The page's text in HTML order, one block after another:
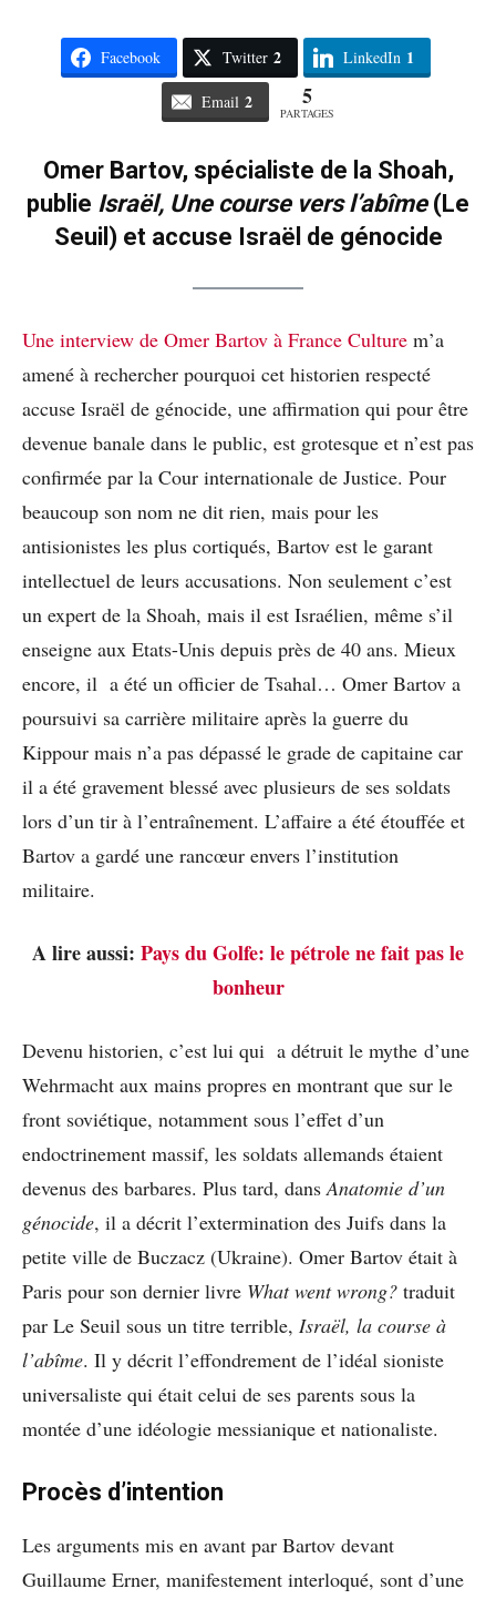
Facebook Twitter 2 LinkedIn 1
Email 2 5
PARTAGES
Omer Bartov, spécialiste de la Shoah,
publie Israël, Une course vers l’abîme(Le
Seuil) et accuse Israël de génocide
Une interview de Omer Bartov à France Culture m’a
amené à rechercher pourquoi cet historien respecté
accuse Israël de génocide, une affirmation qui pour être
devenue banale dans le public, est grotesque et n’est pas
confirmée par la Cour internationale de Justice. Pour
beaucoup son nom ne dit rien, mais pour les
antisionistes les plus cortiqués, Bartov est le garant
intellectuel de leurs accusations. Non seulement c’est
un expert de la Shoah, mais il est Israélien, même s’il
enseigne aux Etats-Unis depuis près de 40 ans. Mieux
encore, il a été un officier de Tsahal… Omer Bartov a
poursuivi sa carrière militaire après la guerre du
Kippour mais n’a pas dépassé le grade de capitaine car
il a été gravement blessé avec plusieurs de ses soldats
lors d’un tir à l’entraînement. L’affaire a été étouffée et
Bartov a gardé une rancœur envers l’institution
militaire.
A lire aussi: Pays du Golfe: le pétrole ne fait pas le
bonheur
Devenu historien, c’est lui qui a détruit le mythe d’une
Wehrmacht aux mains propres en montrant que sur le
front soviétique, notamment sous l’effet d’un
endoctrinement massif, les soldats allemands étaient
devenus des barbares. Plus tard, dans Anatomie d’un
génocide, il a décrit l’extermination des Juifs dans la
petite ville de Buczacz (Ukraine). Omer Bartov était à
Paris pour son dernier livre What went wrong? traduit
par Le Seuil sous un titre terrible, Israël, la course à
l’abîme. Il y décrit l’effondrement de l’idéal sioniste
universaliste qui était celui de ses parents sous la
montée d’une idéologie messianique et nationaliste.
Procès d’intention
Les arguments mis en avant par Bartov devant
Guillaume Erner, manifestement interloqué, sont d’une